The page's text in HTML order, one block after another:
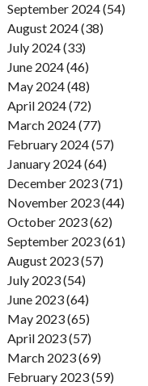
September 2024 (54)
August 2024 (38)
July 2024 (33)
June 2024 (46)
May 2024 (48)
April 2024 (72)
March 2024 (77)
February 2024 (57)
January 2024 (64)
December 2023 (71)
November 2023 (44)
October 2023 (62)
September 2023 (61)
August 2023 (57)
July 2023 (54)
June 2023 (64)
May 2023 (65)
April 2023 (57)
March 2023 (69)
February 2023 (59)